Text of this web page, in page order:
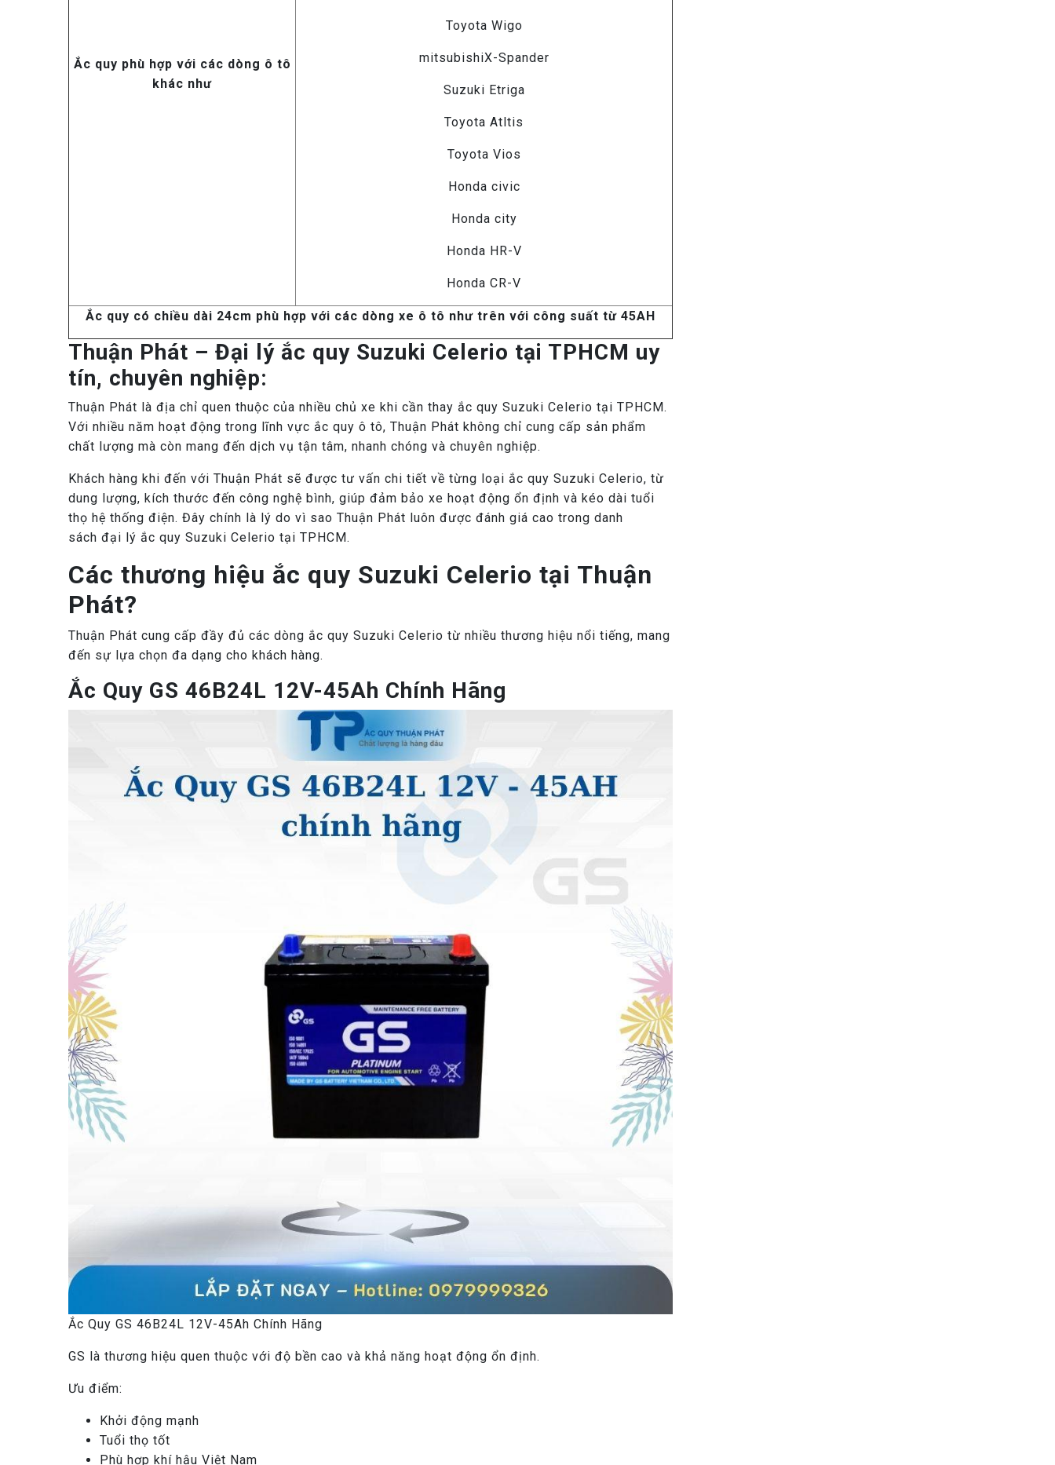
Ắc quy phù hợp với các dòng ô tô
khác như
Toyota Wigo
mitsubishiX-Spander
Suzuki Etriga
Toyota Atltis
Toyota Vios
Honda civic
Honda city
Honda HR-V
Honda CR-V
Ắc quy có chiều dài 24cm phù hợp với các dòng xe ô tô như trên với công suất từ 45AH
Thuận Phát – Đại lý ắc quy Suzuki Celerio tại TPHCM uy
tín, chuyên nghiệp:
Thuận Phát là địa chỉ quen thuộc của nhiều chủ xe khi cần thay ắc quy Suzuki Celerio tại TPHCM.
Với nhiều năm hoạt động trong lĩnh vực ắc quy ô tô, Thuận Phát không chỉ cung cấp sản phẩm
chất lượng mà còn mang đến dịch vụ tận tâm, nhanh chóng và chuyên nghiệp.
Khách hàng khi đến với Thuận Phát sẽ được tư vấn chi tiết về từng loại ắc quy Suzuki Celerio, từ
dung lượng, kích thước đến công nghệ bình, giúp đảm bảo xe hoạt động ổn định và kéo dài tuổi
thọ hệ thống điện. Đây chính là lý do vì sao Thuận Phát luôn được đánh giá cao trong danh
sách đại lý ắc quy Suzuki Celerio tại TPHCM.
Các thương hiệu ắc quy Suzuki Celerio tại Thuận
Phát?
Thuận Phát cung cấp đầy đủ các dòng ắc quy Suzuki Celerio từ nhiều thương hiệu nổi tiếng, mang
đến sự lựa chọn đa dạng cho khách hàng.
Ắc Quy GS 46B24L 12V-45Ah Chính Hãng
Ắc Quy GS 46B24L 12V-45Ah Chính Hãng
GS là thương hiệu quen thuộc với độ bền cao và khả năng hoạt động ổn định.
Ưu điểm:
Khởi động mạnh
Tuổi thọ tốt
Phù hợp khí hậu Việt Nam